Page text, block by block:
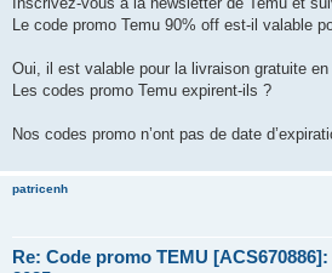
Le code promo Temu 90% off est-il valable
Oui, il est valable pour la livraison gratuite en
Les codes promo Temu expirent-ils ?
Nos codes promo n’ont pas de date
patricenh
Re: Code promo TEMU